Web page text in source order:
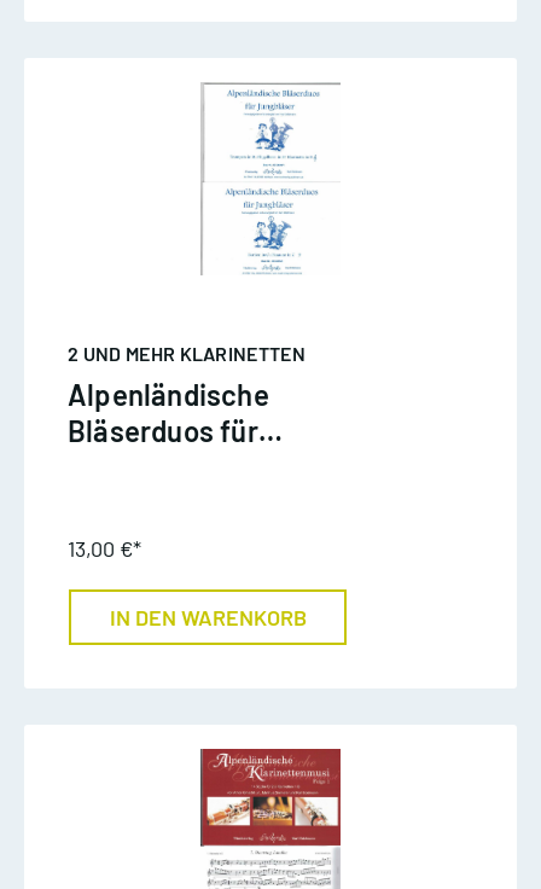
2 UND MEHR KLARINETTEN
Alpenländische
Bläserduos für
13,00 €*
IN DEN WARENKORB